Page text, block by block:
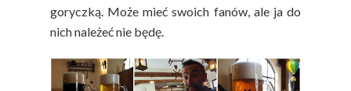
goryczką. Może mieć swoich fanów, ale ja do
nich należeć nie będę.